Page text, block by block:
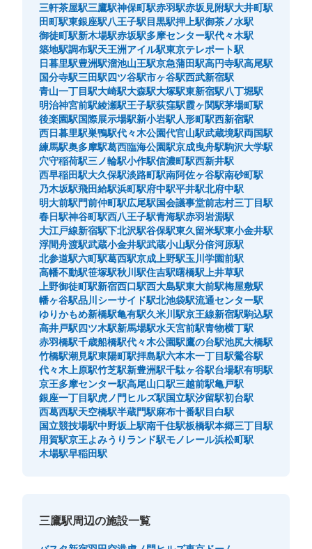
保管できる荷物数
/ ¥500中:2/ ¥300小:12 / ¥200
支払い方法
現金
このコインロッカーの位置を見る
JR三鷹駅南口 コインロッカー
JR三鷹駅駅から徒歩5分
本日の営業時間:05:00〜00:30
南口を出たらまっすぐ進む。正面のエスカレーターで地上
に行く。1つ目の角を左に。そして、ファミリーマートの
角を右に。少し歩くとコインロッカーがある。
保管できる荷物数
/ ¥300小:20 / ¥200
支払い方法
三軒茶屋駅三鷹駅神保町駅赤羽駅赤坂見附駅大井町駅
田町駅東銀座駅八王子駅目黒駅押上駅御茶ノ水駅
御徒町駅新木場駅赤坂駅多摩センター駅代々木駅
築地駅調布駅天王洲アイル駅東京テレポート駅
日暮里駅豊洲駅溜池山王駅京急蒲田駅高円寺駅高尾駅
国分寺駅三田駅四ツ谷駅市ヶ谷駅西武新宿駅
青山一丁目駅大崎駅大森駅大塚駅東新宿駅八丁堀駅
明治神宮前駅綾瀬駅王子駅荻窪駅霞ヶ関駅茅場町駅
後楽園駅国際展示場駅新小岩駅 人形町駅西新宿駅
西日暮里駅巣鴨駅代々木公園代官山駅武蔵境駅両国駅
練馬駅奥多摩駅葛西臨海公園駅京成曳舟駅駒沢大学駅
穴守稲荷駅三ノ輪駅小作駅信濃町駅西新井駅
西早稲田駅大久保駅淡路町駅南阿佐ヶ谷駅南砂町駅
乃木坂駅飛田給駅浜町駅府中駅平井駅北府中駅
明大前駅門前仲町駅広尾駅国会議事堂前志村三丁目駅
春日駅神谷町駅西八王子駅青海駅赤羽岩淵駅
大江戸線新宿駅下北沢駅谷保駅東久留米駅東小金井駅
浮間舟渡駅武蔵小金井駅武蔵小山駅分倍河原駅
北参道駅六町駅葛西駅京成上野駅玉川学園前駅
高幡不動駅笹塚駅秋川駅住吉駅曙橋駅 上井草駅
上野御徒町駅新宿西口駅西大島駅東大前駅梅屋敷駅
幡ヶ谷駅品川シーサイド駅北池袋駅流通センター駅
ゆりかもめ新橋駅亀有駅久米川駅京王線新宿駅駒込駅
高井戸駅四ツ木駅新馬場駅水天宮前駅青物横丁駅
赤羽橋駅千歳船橋駅代々木公園駅鷹の台駅池尻大橋駅
竹橋駅潮見駅東陽町駅拝島駅六本木一丁目駅鶯谷駅
代々木上原駅竹芝駅新豊洲駅千駄ヶ谷駅台場駅有明駅
京王多摩センター駅高尾山口駅三越前駅亀戸駅
銀座一丁目駅虎ノ門ヒルズ駅国立駅汐留駅初台駅
西葛西駅天空橋駅半蔵門駅麻布十番駅目白駅
国立競技場駅中野坂上駅南千住駅板橋駅本郷三丁目駅
用賀駅京王よみうりランド駅モノレール浜松町駅
木場駅早稲田駅
三鷹駅周辺の施設一覧